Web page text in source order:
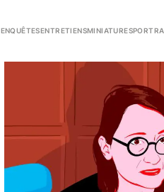
ENQUÊTESENTRETIENSMINIATURES